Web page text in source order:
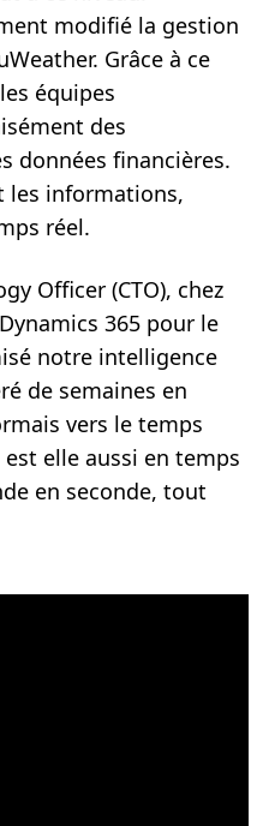
modifié la gestion
Grâce à ce
équipes
des
données financières.
les informations,
réel.
Officer (CTO), chez
365 pour le
notre intelligence
de semaines en
vers le temps
elle aussi en temps
en seconde, tout